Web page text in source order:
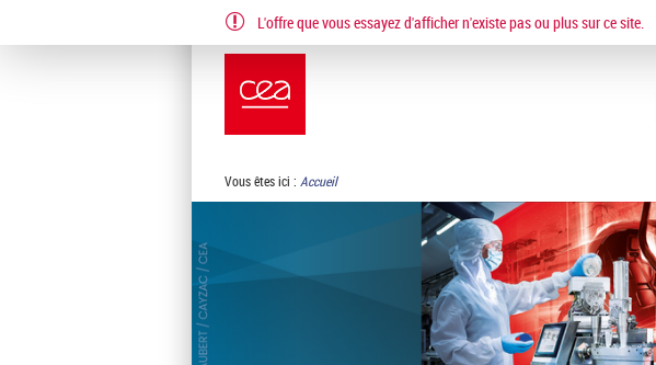
EN FR
Vous êtes ici : Accueil
L'offre que vous essayez d'afficher n'existe pas ou plus sur ce site.